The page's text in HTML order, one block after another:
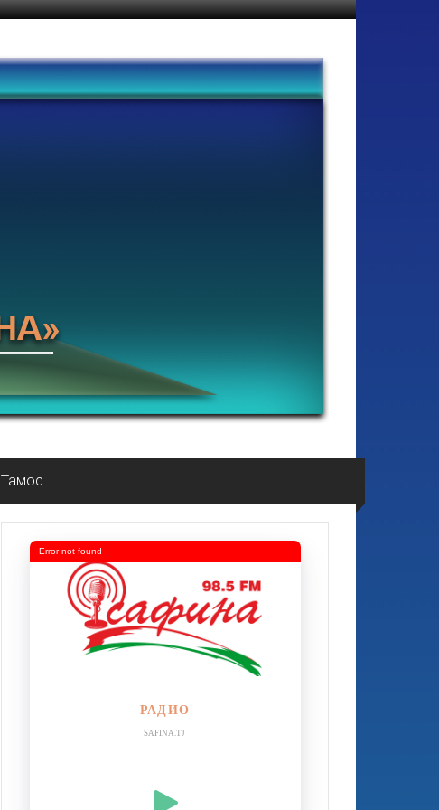
Тамос
РАДИО
SAFINA.TJ
Error not found